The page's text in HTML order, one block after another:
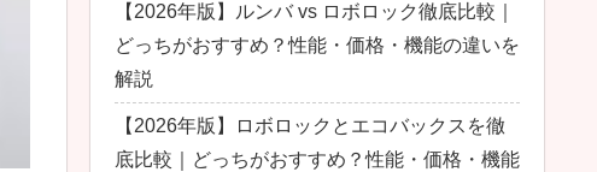
【2026年版】ルンバ vs ロボロック徹底比較｜
どっちがおすすめ？性能・価格・機能の違いを
解説
【2026年版】ロボロックとエコバックスを徹
底比較｜どっちがおすすめ？性能・価格・機能